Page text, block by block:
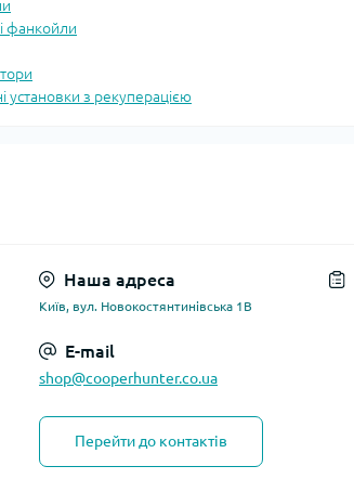
фанкойли
установки з рекуперацією
Наша адреса
Київ, вул. Новокостянтинівська 1В
E-mail
shop@cooperhunter.co.ua
Перейти до контактів